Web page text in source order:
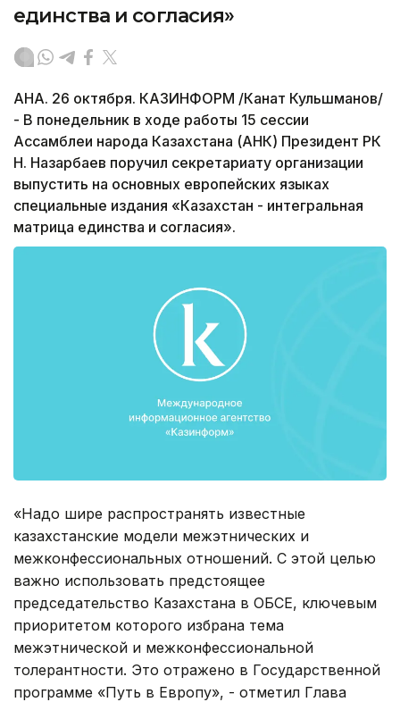
единства и согласия»
АНА. 26 октября. КАЗИНФОРМ /Канат Кульшманов/
- В понедельник в ходе работы 15 сессии
Ассамблеи народа Казахстана (АНК) Президент РК
Н. Назарбаев поручил cекретариату организации
выпустить на основных европейских языках
специальные издания «Казахстан - интегральная
матрица единства и согласия».
«Надо шире распространять известные
казахстанские модели межэтнических и
межконфессиональных отношений. С этой целью
важно использовать предстоящее
председательство Казахстана в ОБСЕ, ключевым
приоритетом которого избрана тема
межэтнической и межконфессиональной
толерантности. Это отражено в Государственной
программе «Путь в Европу», - отметил Глава